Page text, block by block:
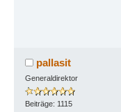
pallasit
Generaldirektor
Beiträge: 1115